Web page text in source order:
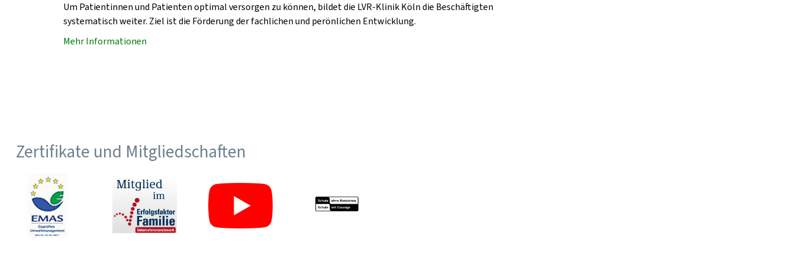
Um Patientinnen und Patienten optimal versorgen zu können, bildet die LVR-Klinik Köln die Beschäftigten
systematisch weiter. Ziel ist die Förderung der fachlichen und perönlichen Entwicklung.
Mehr Informationen
Zertifikate und Mitgliedschaften